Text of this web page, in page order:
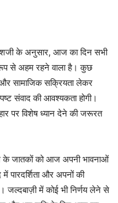
के अनुसार, आज का दिन सभी
से अहम रहने वाला है। कुछ
और सामाजिक सक्रियता लेकर
संवाद की आवश्यकता होगी।
पर विशेष ध्यान देने की जरूरत
के जातकों को आज अपनी भावनाओं
पारदर्शिता और अपनों की
में कोई भी निर्णय लेने से